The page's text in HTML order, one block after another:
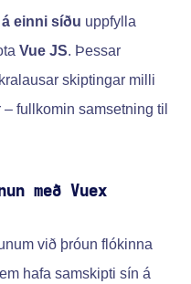
einni síðu uppfylla
Vue JS. Þessar
skiptingar milli
fullkomin samsetning til
með Vuex
við þróun flókinna
hafa samskipti sín á